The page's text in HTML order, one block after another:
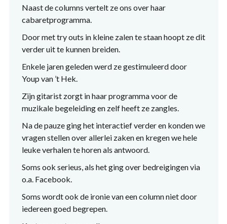
Naast de columns vertelt ze ons over haar
cabaretprogramma.
Door met try outs in kleine zalen te staan hoopt ze dit
verder uit te kunnen breiden.
Enkele jaren geleden werd ze gestimuleerd door
Youp van ’t Hek.
Zijn gitarist zorgt in haar programma voor de
muzikale begeleiding en zelf heeft ze zangles.
Na de pauze ging het interactief verder en konden we
vragen stellen over allerlei zaken en kregen we hele
leuke verhalen te horen als antwoord.
Soms ook serieus, als het ging over bedreigingen via
o.a. Facebook.
Soms wordt ook de ironie van een column niet door
iedereen goed begrepen.